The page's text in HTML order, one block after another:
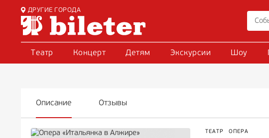
ДРУГИЕ ГОРОДА
Театр Концерт Детям Экскурсии Шоу
Описание Отзывы
ТЕАТР ОПЕРА